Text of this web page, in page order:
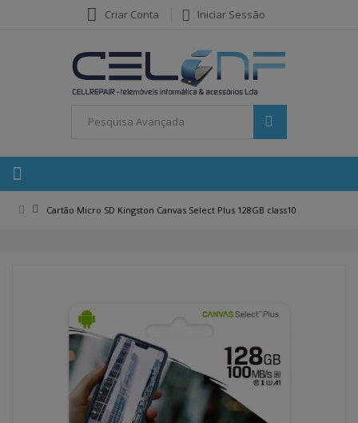
Criar Conta Iniciar Sessão
Cartão Micro SD Kingston Canvas Select Plus 128GB class10